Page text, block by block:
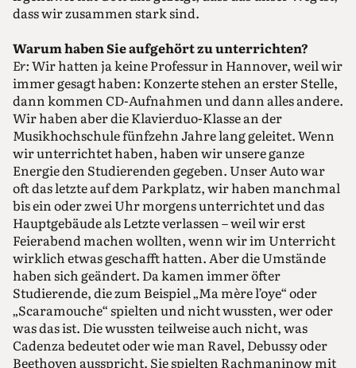
dass wir zusammen stark sind.
Warum haben Sie aufgehört zu unterrichten?
Er:Wir hatten ja keine Professur in Hannover, weil wir
immer gesagt haben: Konzerte stehen an erster Stelle,
dann kommen CD-Aufnahmen und dann alles andere.
Wir haben aber die Klavierduo-Klasse an der
Musikhochschule fünfzehn Jahre lang geleitet. Wenn
wir unterrichtet haben, haben wir unsere ganze
Energie den Studierenden gegeben. Unser Auto war
oft das letzte auf dem Parkplatz, wir haben manchmal
bis ein oder zwei Uhr morgens unterrichtet und das
Hauptgebäude als Letzte verlassen – weil wir erst
Feierabend machen wollten, wenn wir im Unterricht
wirklich etwas geschafft hatten. Aber die Umstände
haben sich geändert. Da kamen immer öfter
Studierende, die zum Beispiel „Ma mère l’oye“ oder
„Scaramouche“ spielten und nicht wussten, wer oder
was das ist. Die wussten teilweise auch nicht, was
Cadenza bedeutet oder wie man Ravel, Debussy oder
Beethoven ausspricht. Sie spielten Rachmaninow mit